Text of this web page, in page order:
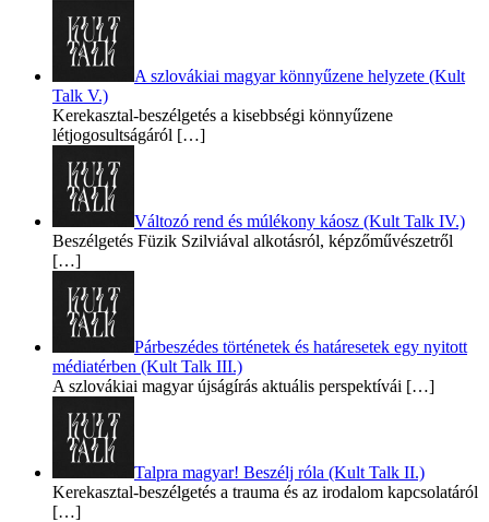
A szlovákiai magyar könnyűzene helyzete (Kult
Talk V.)
Kerekasztal-beszélgetés a kisebbségi könnyűzene
létjogosultságáról […]
Változó rend és múlékony káosz (Kult Talk IV.)
Beszélgetés Füzik Szilviával alkotásról, képzőművészetről
[…]
Párbeszédes történetek és határesetek egy nyitott
médiatérben (Kult Talk III.)
A szlovákiai magyar újságírás aktuális perspektívái […]
Talpra magyar! Beszélj róla (Kult Talk II.)
Kerekasztal-beszélgetés a trauma és az irodalom kapcsolatáról
[…]